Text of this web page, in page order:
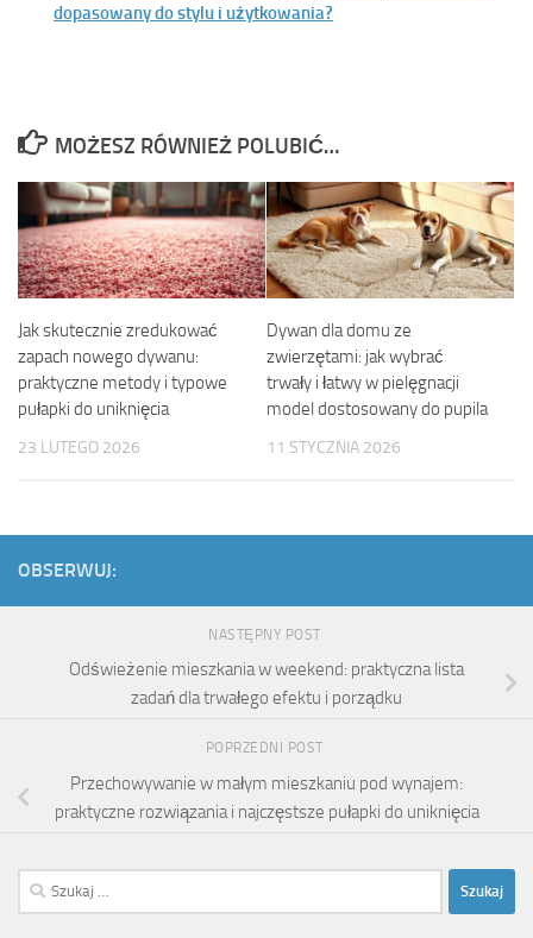
dopasowany do stylu i użytkowania?
MOŻESZ RÓWNIEŻ POLUBIĆ…
Jak skutecznie zredukować
zapach nowego dywanu:
praktyczne metody i typowe
pułapki do uniknięcia
23 LUTEGO 2026
Dywan dla domu ze
zwierzętami: jak wybrać
trwały i łatwy w pielęgnacji
model dostosowany do pupila
11 STYCZNIA 2026
OBSERWUJ:
NASTĘPNY POST
Odświeżenie mieszkania w weekend: praktyczna lista
zadań dla trwałego efektu i porządku
POPRZEDNI POST
Przechowywanie w małym mieszkaniu pod wynajem:
praktyczne rozwiązania i najczęstsze pułapki do uniknięcia
Szukaj: